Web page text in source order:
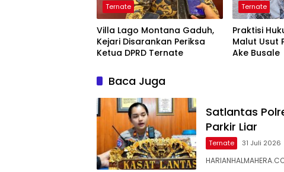
Ternate
Villa Lago Montana Gaduh,
Kejari Disarankan Periksa
Ketua DPRD Ternate
Ternate
Praktisi
Malut Usut
Ake Busale
Baca Juga
Satlantas
Parkir Liar
Ternate 31 Juli 2026